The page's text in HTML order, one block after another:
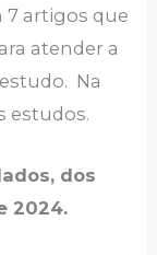
7 artigos que
atender a
Na
estudos.
dos
2024.